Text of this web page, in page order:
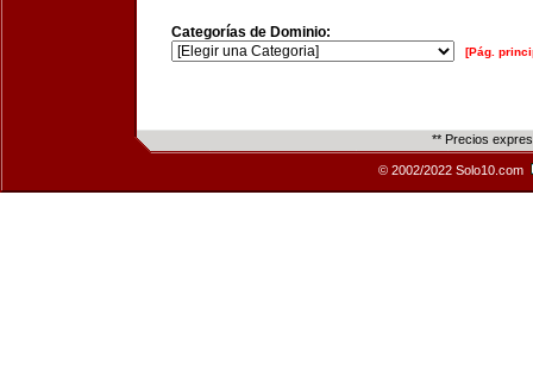
Categorías de Dominio:
[Pág.
** Precios
© 2002/2022 Solo10.com